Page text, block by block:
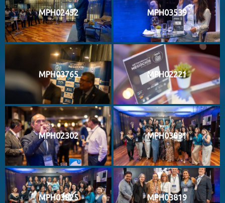
MPH02452 MPH03539
MPH03765 MPH02221
MPH02302 MPH03831
MPH03825 MPH03819